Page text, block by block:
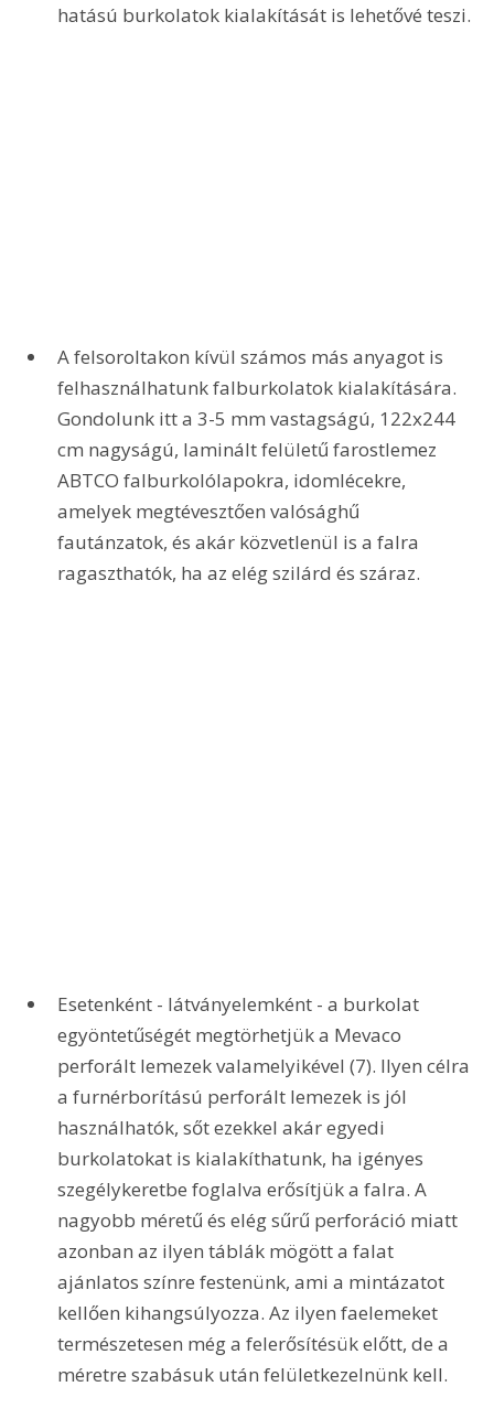
hatású burkolatok kialakítását is lehetővé teszi.
A felsoroltakon kívül számos más anyagot is
felhasználhatunk falburkolatok kialakítására.
Gondolunk itt a 3-5 mm vastagságú, 122x244
cm nagyságú, laminált felületű farostlemez
ABTCO falburkolólapokra, idomlécekre,
amelyek megtévesztően valósághű
fautánzatok, és akár közvetlenül is a falra
ragaszthatók, ha az elég szilárd és száraz.
Esetenként - látványelemként - a burkolat
egyöntetűségét megtörhetjük a Mevaco
perforált lemezek valamelyikével (7). Ilyen célra
a furnérborítású perforált lemezek is jól
használhatók, sőt ezekkel akár egyedi
burkolatokat is kialakíthatunk, ha igényes
szegélykeretbe foglalva erősítjük a falra. A
nagyobb méretű és elég sűrű perforáció miatt
azonban az ilyen táblák mögött a falat
ajánlatos színre festenünk, ami a mintázatot
kellően kihangsúlyozza. Az ilyen faelemeket
természetesen még a felerősítésük előtt, de a
méretre szabásuk után felületkezelnünk kell.